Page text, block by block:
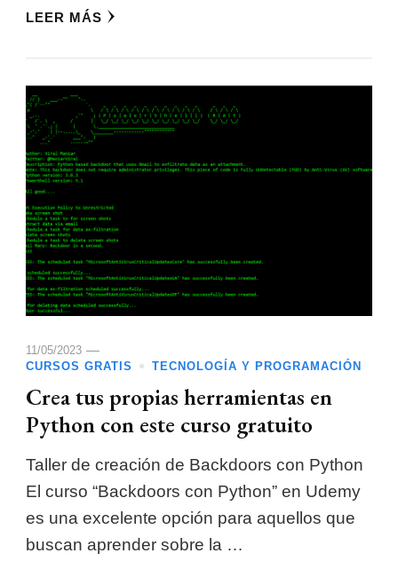
LEER MÁS
11/05/2023
CURSOS GRATIS
TECNOLOGÍA Y PROGRAMACIÓN
Crea tus propias herramientas en
Python con este curso gratuito
Taller de creación de Backdoors con Python
El curso “Backdoors con Python” en Udemy
es una excelente opción para aquellos que
buscan aprender sobre la …